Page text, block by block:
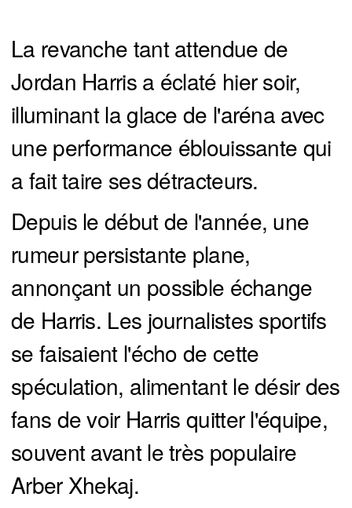
La revanche tant attendue de
Jordan Harris a éclaté hier soir,
illuminant la glace de l'aréna avec
une performance éblouissante qui
a fait taire ses détracteurs.
Depuis le début de l'année, une
rumeur persistante plane,
annonçant un possible échange
de Harris. Les journalistes sportifs
se faisaient l'écho de cette
spéculation, alimentant le désir des
fans de voir Harris quitter l'équipe,
souvent avant le très populaire
Arber Xhekaj.